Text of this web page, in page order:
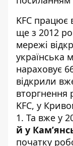
KFC працює
ще з 2012
мережі
українська
нараховує
відкрили
вторгнення
KFC, у
1. Та вже у
й у
початку